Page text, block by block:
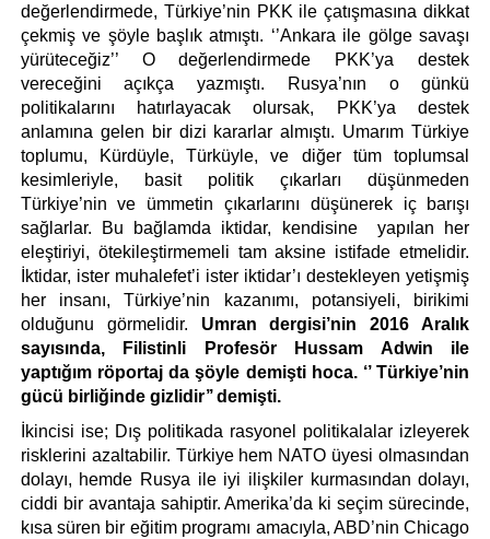
değerlendirmede, Türkiye’nin PKK ile çatışmasına dikkat
çekmiş ve şöyle başlık atmıştı. ‘’Ankara ile gölge savaşı
yürüteceğiz’’ O değerlendirmede PKK’ya destek
vereceğini açıkça yazmıştı. Rusya’nın o günkü
politikalarını hatırlayacak olursak, PKK’ya destek
anlamına gelen bir dizi kararlar almıştı. Umarım Türkiye
toplumu, Kürdüyle, Türküyle, ve diğer tüm toplumsal
kesimleriyle, basit politik çıkarları düşünmeden
Türkiye’nin ve ümmetin çıkarlarını düşünerek iç barışı
sağlarlar. Bu bağlamda iktidar, kendisine  yapılan her
eleştiriyi, ötekileştirmemeli tam aksine istifade etmelidir.
İktidar, ister muhalefet’i ister iktidar’ı destekleyen yetişmiş
her insanı, Türkiye’nin kazanımı, potansiyeli, birikimi
olduğunu görmelidir. Umran dergisi’nin 2016 Aralık
sayısında, Filistinli Profesör Hussam Adwin ile
yaptığım röportaj da şöyle demişti hoca. ‘’ Türkiye’nin
gücü birliğinde gizlidir’’ demişti.
İkincisi ise; Dış politikada rasyonel politikalalar izleyerek
risklerini azaltabilir. Türkiye hem NATO üyesi olmasından
dolayı, hemde Rusya ile iyi ilişkiler kurmasından dolayı,
ciddi bir avantaja sahiptir. Amerika’da ki seçim sürecinde,
kısa süren bir eğitim programı amacıyla, ABD’nin Chicago